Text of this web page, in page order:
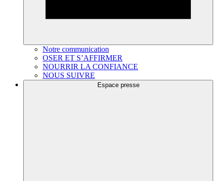
Notre communication
OSER ET S’AFFIRMER
NOURRIR LA CONFIANCE
NOUS SUIVRE
Espace presse